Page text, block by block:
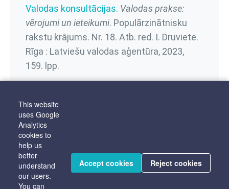
Valodas konsultācijas. Valodas prakse:
vērojumi un ieteikumi. Populārzinātnisku
rakstu krājums. Nr. 18. Atb. red. I. Druviete.
Rīga : Latviešu valodas aģentūra, 2023,
159. lpp.
Linguistic sectors
Stils un literārā norma
Atvasinātie darbības vārdi
This website
uses Google
Analytics
cookies to
help us
better
understand
our users.
You can
Accept cookies Reject cookies